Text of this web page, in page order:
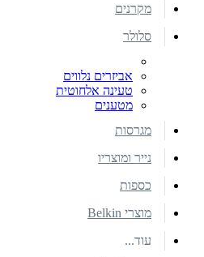
מקרנים
סלולר
אביזרים נלווים
טעינה אלחוטית
מטענים
מגרסות
נייר ומוצריו
כספות
מוצרי Belkin
עוד...